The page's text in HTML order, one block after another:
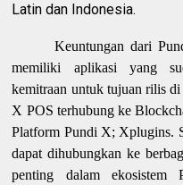
Latin dan Indonesia.
Keuntungan dari
memiliki aplikasi yang
kemitraan untuk tujuan rilis
X POS terhubung ke
Platform Pundi X; Xplugins.
dapat dihubungkan ke
penting dalam